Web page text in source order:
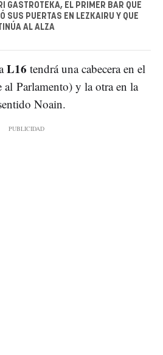
GASTROTEKA, EL PRIMER BAR QUE
SUS PUERTAS EN LEZKAIRU Y QUE
AL ALZA
L16 tendrá una cabecera en el
al Parlamento) y la otra en la
Noain.